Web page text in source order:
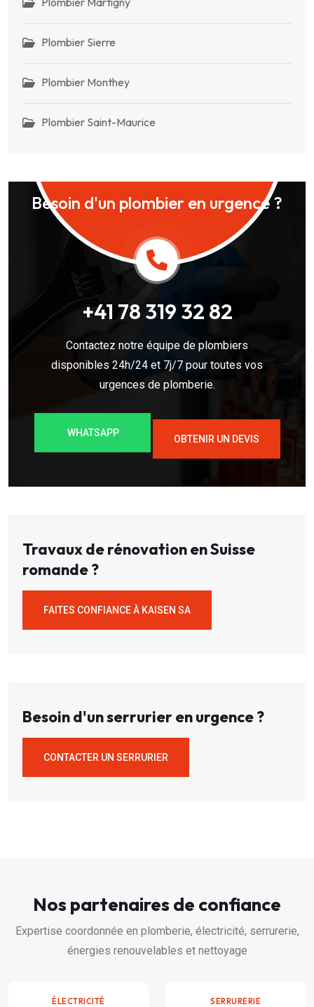
Plombier Sierre
Plombier Monthey
Plombier Saint-Maurice
Besoin d'un plombier en urgence ?
+41 78 319 32 82
Contactez notre équipe de plombiers
disponibles 24h/24 et 7j/7 pour toutes vos
urgences de plomberie.
WHATSAPP
OBTENIR UN DEVIS
Travaux de rénovation en Suisse
romande ?
FAITES CONFIANCE À KAISEN SA
Besoin d'un serrurier en urgence ?
CONTACTER UN SERRURIER
Nos partenaires de confiance
Expertise coordonnée en plomberie, électricité, serrurerie,
énergies renouvelables et nettoyage
ÉLECTRICITÉ SERRURERIE